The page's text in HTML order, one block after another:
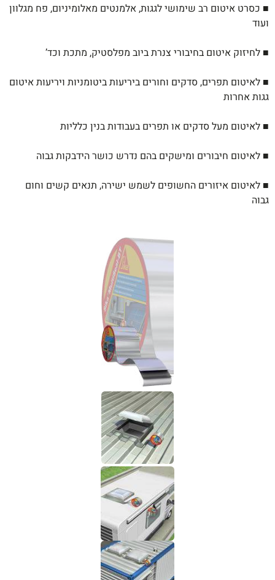
■ כסרט איטום רב שימושי לגגות, אלמנטים מאלומיניום, פח מגלוון
ועוד
■ לחיזוק איטום בחיבורי צנרת ביוב מפלסטיק, מתכת וכד’
■ לאיטום תפרים, סדקים וחורים ביריעות ביטומניות ויריעות איטום
גגות אחרות
■ לאיטום מעל סדקים או תפרים בעבודות בנין כלליות
■ לאיטום חיבורים ומישקים בהם נדרש כושר הידבקות גבוה
■ לאיטום איזורים החשופים לשמש ישירה, תנאים קשים וחום
גבוה